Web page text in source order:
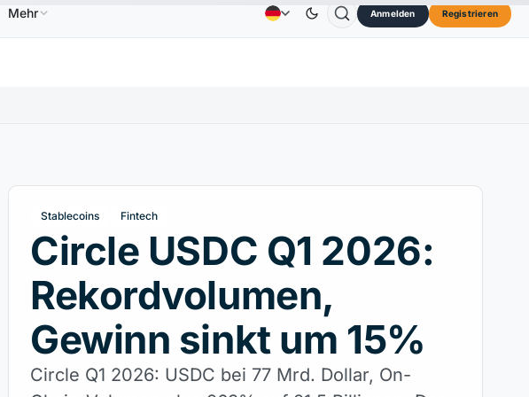
XRP1,09 $↑2.30% TRX0,3264 $ ↓0.30% DogecoinDOGE 0,0707 $↑2.40%
AnzeigeKontakt Über
Mehr Anmelden Registrieren
Stablecoins Fintech
Circle USDC Q1 2026:
Rekordvolumen,
Gewinn sinkt um 15%
Circle Q1 2026: USDC bei 77 Mrd. Dollar, On-